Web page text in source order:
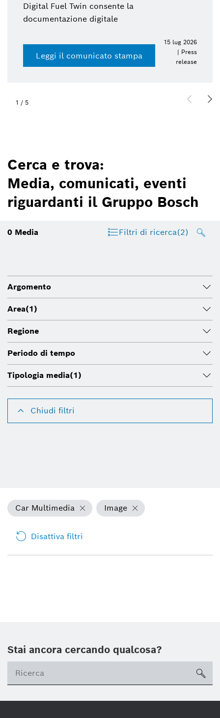
Digital Fuel Twin consente la
documentazione digitale
Leggi il comunicato stampa
15 lug 2026
| Press
release
1 / 5
Cerca e trova:
Media, comunicati, eventi
riguardanti il Gruppo Bosch
0 Media Filtri di ricerca(2)
Argomento
Area(1)
Regione
Periodo di tempo
Tipologia media(1)
Chiudi filtri
Car Multimedia Image
Disattiva filtri
Stai ancora cercando qualcosa?